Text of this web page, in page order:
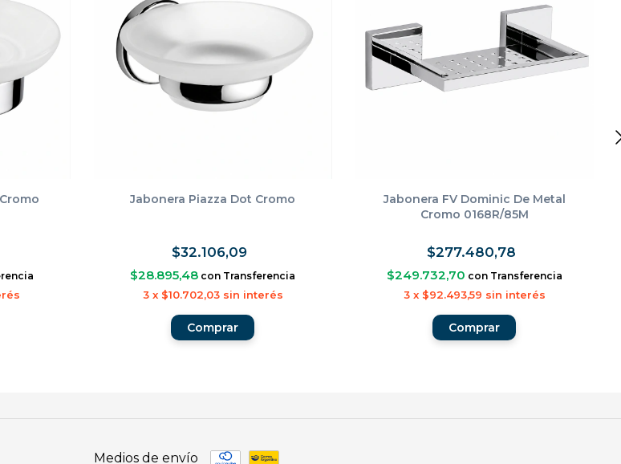
Jabonera Piazza Dot Cromo
$32.106,09
$28.895,48 con Transferencia
3 x $10.702,03 sin interés
Jabonera FV Dominic De Metal
Cromo 0168R/85M
$277.480,78
$249.732,70 con Transferencia
3 x $92.493,59 sin interés
Medios de envío